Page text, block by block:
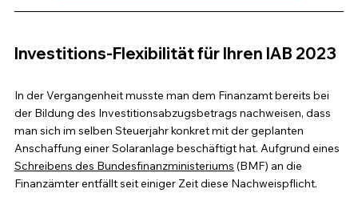
Investitions-Flexibilität für Ihren IAB 2023
In der Vergangenheit musste man dem Finanzamt bereits bei
der Bildung des Investitionsabzugsbetrags nachweisen, dass
man sich im selben Steuerjahr konkret mit der geplanten
Anschaffung einer Solaranlage beschäftigt hat. Aufgrund eines
Schreibens des Bundesfinanzministeriums (BMF) an die
Finanzämter entfällt seit einiger Zeit diese Nachweispflicht.